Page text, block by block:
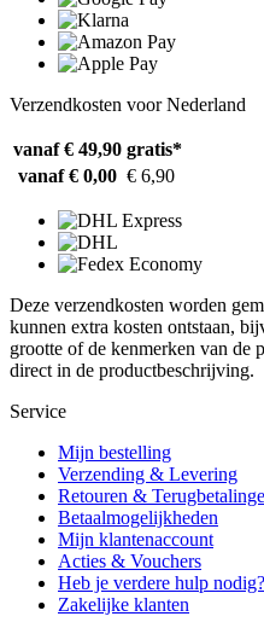
Verzendkosten voor Nederland
vanaf € 49,90 gratis*
vanaf € 0,00 € 6,90
Deze verzendkosten worden
kunnen extra kosten ontstaan,
grootte of de kenmerken van de
direct in de productbeschrijving.
Service
Mijn bestelling
Verzending & Levering
Retouren &
Betaalmogelijkheden
Mijn klantenaccount
Acties & Vouchers
Heb je verdere hulp nodig?
Zakelijke klanten